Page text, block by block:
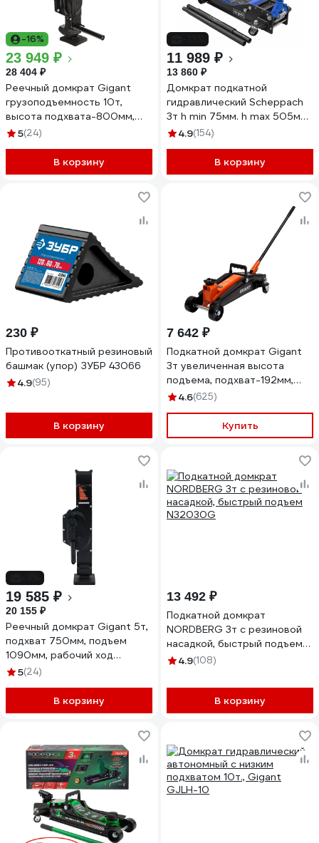
-16%
23 949 ₽
28 404 ₽
Реечный домкрат Gigant
грузоподъемность 10т,
высота подхвата-800мм,
высота подъема-1190мм
5(24)
В корзину
11 989 ₽
13 860 ₽
Домкрат подкатной
гидравлический Scheppach
3т h min 75мм. h max 505мм
Sch-TH33013(58721)
4.9(154)
В корзину
230 ₽
Противооткатный резиновый
башмак (упор) ЗУБР 43066
4.9(95)
В корзину
7 642 ₽
Подкатной домкрат Gigant
3т увеличенная высота
подъема, подхват-192мм,
подъем-533мм, GSJI-3T
4.6(625)
Купить
19 585 ₽
20 155 ₽
Реечный домкрат Gigant 5т,
подхват 750мм, подъем
1090мм, рабочий ход
300мм, TRJ7310-5T
5(24)
В корзину
13 492 ₽
Подкатной домкрат
NORDBERG 3т с резиновой
насадкой, быстрый подъем
N32030G
4.9(108)
В корзину